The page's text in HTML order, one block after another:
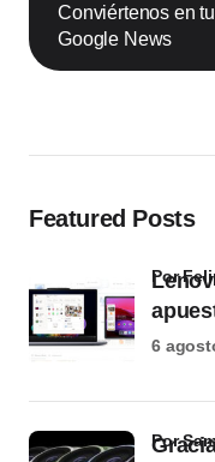
Conviértenos en
Google News
Featured Posts
por
6
por